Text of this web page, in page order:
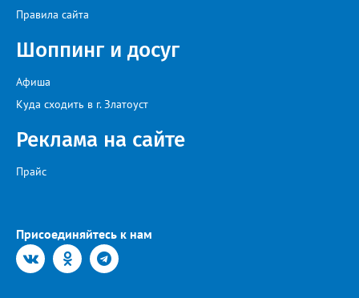
Правила сайта
Шоппинг и досуг
Афиша
Куда сходить в г. Златоуст
Реклама на сайте
Прайс
Присоединяйтесь к нам